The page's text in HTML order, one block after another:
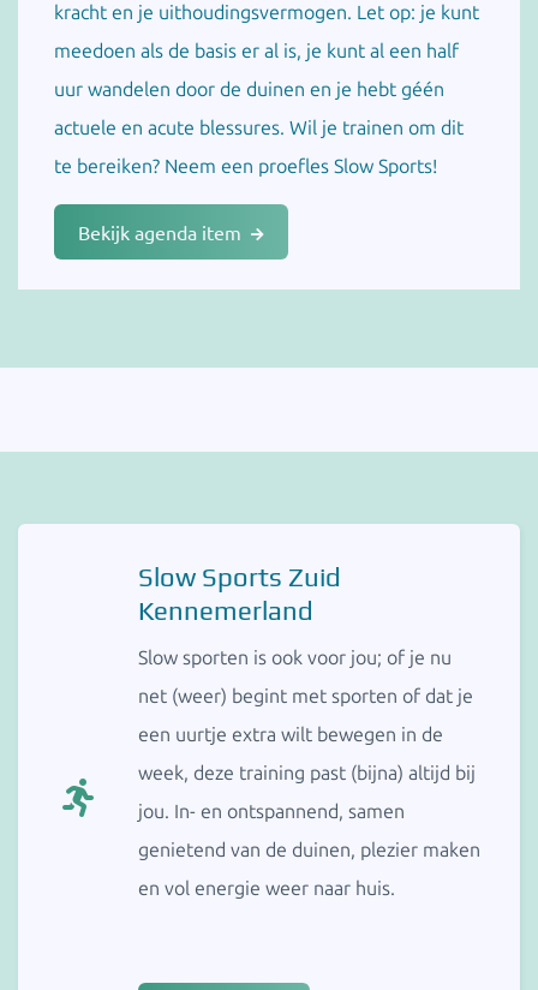
kracht en je uithoudingsvermogen. Let op: je kunt
meedoen als de basis er al is, je kunt al een half
uur wandelen door de duinen en je hebt géén
actuele en acute blessures. Wil je trainen om dit
te bereiken? Neem een proefles Slow Sports!
Bekijk agenda item
Slow Sports Zuid
Kennemerland
Slow sporten is ook voor jou; of je nu
net (weer) begint met sporten of dat je
een uurtje extra wilt bewegen in de
week, deze training past (bijna) altijd bij
jou. In- en ontspannend, samen
genietend van de duinen, plezier maken
en vol energie weer naar huis.